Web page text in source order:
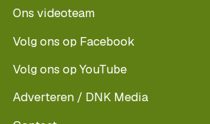
Ons videoteam
Volg ons op Facebook
Volg ons op YouTube
Adverteren / DNK Media